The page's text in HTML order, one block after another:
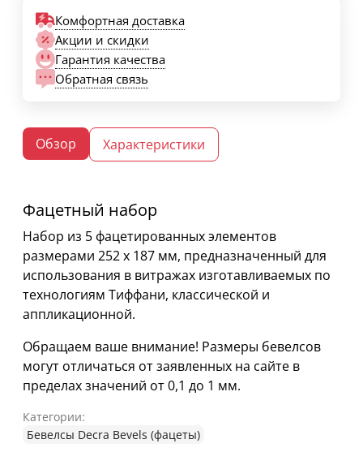
Комфортная доставка
Акции и скидки
Гарантия качества
Обратная связь
Обзор Характеристики
Фацетный набор
Набор из 5 фацетированных элементов
размерами 252 х 187 мм, предназначенный для
использования в витражах изготавливаемых по
технологиям Тиффани, классической и
аппликационной.
Обращаем ваше внимание! Размеры бевелсов
могут отличаться от заявленных на сайте в
пределах значений от 0,1 до 1 мм.
Категории:
Бевелсы Decra Bevels (фацеты)